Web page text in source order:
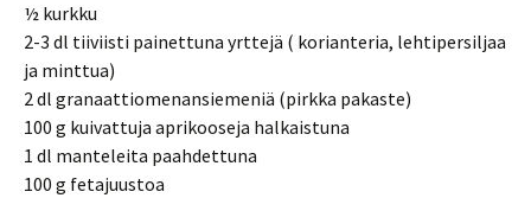
½ kurkku
2-3 dl tiiviisti painettuna yrttejä ( korianteria, lehtipersiljaa
ja minttua)
2 dl granaattiomenansiemeniä (pirkka pakaste)
100 g kuivattuja aprikooseja halkaistuna
1 dl manteleita paahdettuna
100 g fetajuustoa